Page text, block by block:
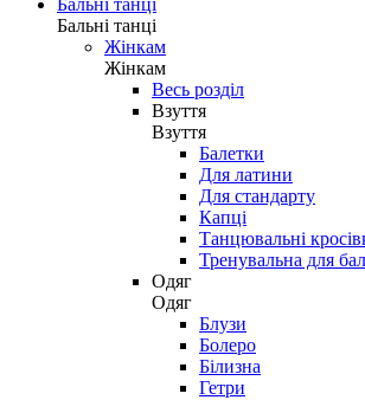
Бальні танці
Бальні танці
Жінкам
Жінкам
Весь розділ
Взуття
Взуття
Балетки
Для латини
Для стандарту
Капці
Танцювальні
Тренувальна для
Одяг
Одяг
Блузи
Болеро
Білизна
Гетри